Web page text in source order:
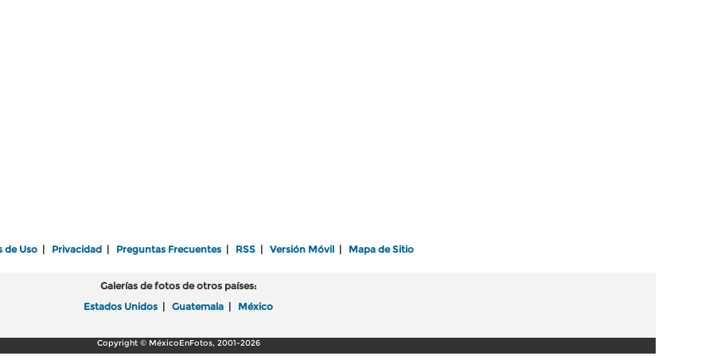
de Uso Privacidad Preguntas Frecuentes RSS Versión Móvil Mapa de Sitio
Galerías de fotos de otros países:
Estados Unidos
Guatemala México
Copyright © MéxicoEnFotos, 2001-2026